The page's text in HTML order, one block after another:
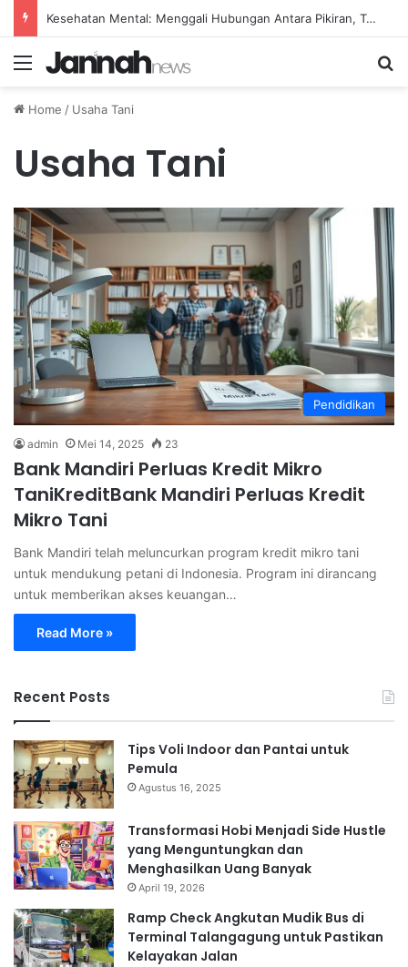
Panduan Makanan Bergizi Seimbang untuk Menjaga Kesehatan Rahim Wanita
Menu
Home / Usaha Tani
Usaha Tani
Pendidikan
admin Mei 14, 2025 23
Bank Mandiri Perluas Kredit Mikro
TaniKreditBank Mandiri Perluas Kredit
Mikro Tani
Bank Mandiri telah meluncurkan program kredit mikro tani
untuk mendukung petani di Indonesia. Program ini dirancang
untuk memberikan akses keuangan…
Read More »
Recent Posts
Tips Voli Indoor dan Pantai untuk
Pemula
Agustus 16, 2025
Transformasi Hobi Menjadi Side Hustle
yang Menguntungkan dan
Menghasilkan Uang Banyak
April 19, 2026
Ramp Check Angkutan Mudik Bus di
Terminal Talangagung untuk Pastikan
Kelayakan Jalan